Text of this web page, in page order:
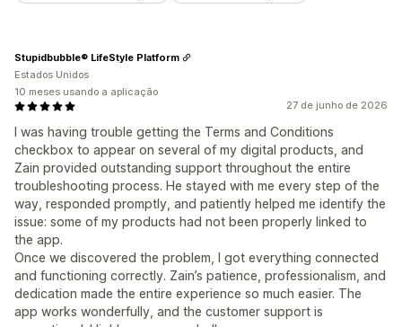
27 de junho de 2026
I was having trouble getting the Terms and Conditions
checkbox to appear on several of my digital products, and
Zain provided outstanding support throughout the entire
troubleshooting process. He stayed with me every step of the
way, responded promptly, and patiently helped me identify the
issue: some of my products had not been properly linked to
the app.
Once we discovered the problem, I got everything connected
and functioning correctly. Zain’s patience, professionalism, and
dedication made the entire experience so much easier. The
app works wonderfully, and the customer support is
Stupidbubble® LifeStyle Platform
Estados Unidos
10 meses usando a aplicação